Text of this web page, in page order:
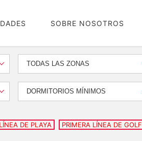
SOBRE NOSOTROS
TODAS LAS ZONAS
DORMITORIOS MÍNIMOS
DE PLAYA PRIMERA LÍNEA DE GOLF